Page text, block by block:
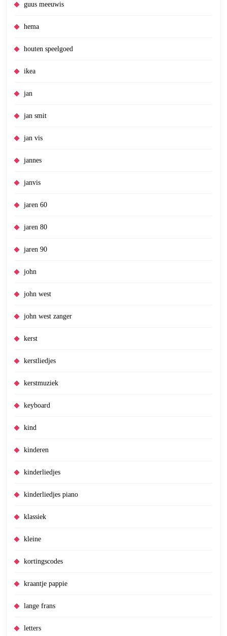
guus meeuwis
hema
houten speelgoed
ikea
jan
jan smit
jan vis
jannes
janvis
jaren 60
jaren 80
jaren 90
john
john west
john west zanger
kerst
kerstliedjes
kerstmuziek
keyboard
kind
kinderen
kinderliedjes
kinderliedjes piano
klassiek
kleine
kortingscodes
kraantje pappie
lange frans
letters